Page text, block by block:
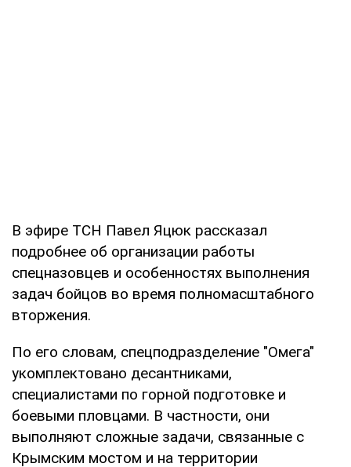
В эфире ТСН Павел Яцюк рассказал
подробнее об организации работы
спецназовцев и особенностях выполнения
задач бойцов во время полномасштабного
вторжения.
По его словам, спецподразделение "Омега"
укомплектовано десантниками,
специалистами по горной подготовке и
боевыми пловцами. В частности, они
выполняют сложные задачи, связанные с
Крымским мостом и на территории